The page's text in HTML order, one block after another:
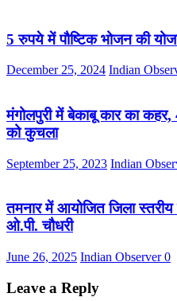
5 रुपये में पौष्टिक भोजन की
December 25, 2024 Indian
मंगोलपुरी में बेकाबू कार का कहर,
को कुचला
September 25, 2023 Indian
तमनार में आयोजित जिला स्तरीय
ओ.पी. चौधरी
June 26, 2025 Indian Observer0
Leave a Reply